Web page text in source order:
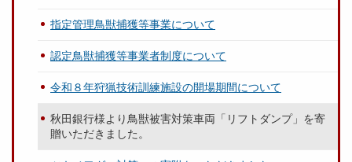
指定管理鳥獣捕獲等事業について
認定鳥獣捕獲等事業者制度について
令和８年狩猟技術訓練施設の開場期間について
秋田銀行様より鳥獣被害対策車両「リフトダンプ」を寄
贈いただきました。